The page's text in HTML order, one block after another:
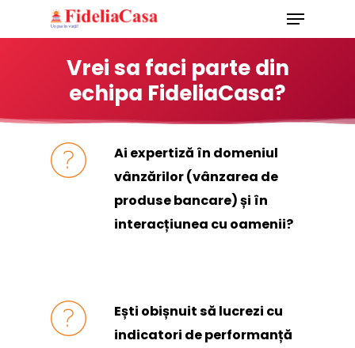
to
Vrei sa faci parte din
echipa FideliaCasa?
Ai expertiză în domeniul
vânzărilor (vânzarea de
produse bancare) și în
interacțiunea cu oamenii?
Ești obișnuit să lucrezi cu
indicatori de performanță